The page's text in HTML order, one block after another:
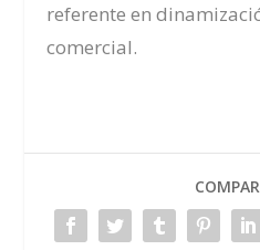
referente en
comercial.